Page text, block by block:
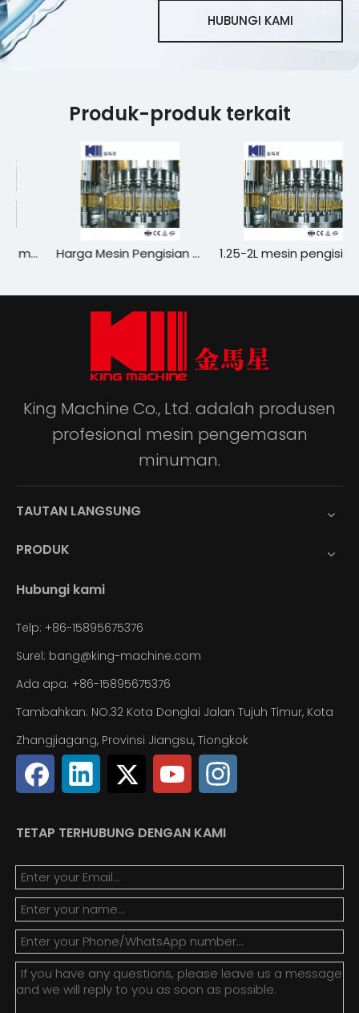
HUBUNGI KAMI
Produk-produk terkait
Harga Mesin Pengisian Minyak Otomatis Profesional Kompetitif 1.25-2L mesin pengisi pelumas
King Machine Co., Ltd. adalah produsen
profesional mesin pengemasan
minuman.
TAUTAN LANGSUNG
PRODUK
Hubungi kami
Telp: +86-15895675376
Surel: bang@king-machine.com
Ada apa: +86-15895675376
Tambahkan: NO.32 Kota Donglai Jalan Tujuh Timur, Kota
Zhangjiagang, Provinsi Jiangsu, Tiongkok
TETAP TERHUBUNG DENGAN KAMI